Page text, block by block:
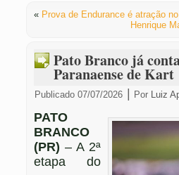
« Prova de Endurance é atração
Henrique
Pato Branco já
Paranaense de Kart
Publicado 07/07/2026 Por Luiz
PATO
BRANCO
(PR) – A 2ª
etapa do